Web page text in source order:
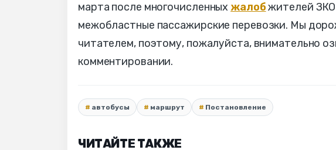
марта после многочисленныхжалобжителей
межобластные пассажирские перевозки. Мы
читателем, поэтому, пожалуйста, внимательно
комментировании.
автобусы маршрут Постановление
ЧИТАЙТЕ ТАКЖЕ